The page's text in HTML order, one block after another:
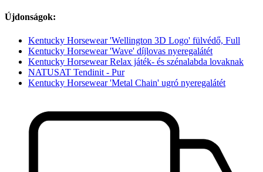
Újdonságok:
Kentucky Horsewear 'Wellington 3D Logo' fülvédő, Full
Kentucky Horsewear 'Wave' díjlovas nyeregalátét
Kentucky Horsewear Relax játék- és szénalabda lovaknak
NATUSAT Tendinit - Pur
Kentucky Horsewear 'Metal Chain' ugró nyeregalátét